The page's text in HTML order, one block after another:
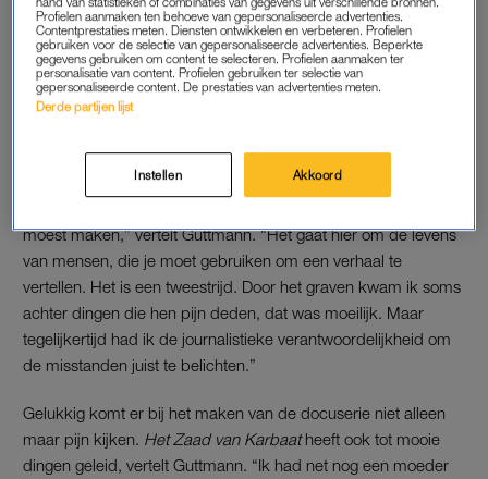
nog maken.”
Lees ook
Annerie (46) is een kind van beruchte spermadokter Karbaat:
moest maken,” vertelt Guttmann. “Het gaat hier om de levens
van mensen, die je moet gebruiken om een verhaal te
vertellen. Het is een tweestrijd. Door het graven kwam ik soms
achter dingen die hen pijn deden, dat was moeilijk. Maar
tegelijkertijd had ik de journalistieke verantwoordelijkheid om
de misstanden juist te belichten.”
Gelukkig komt er bij het maken van de docuserie niet alleen
maar pijn kijken. Het Zaad van Karbaatheeft ook tot mooie
dingen geleid, vertelt Guttmann. “Ik had net nog een moeder
Profielen aanmaken ten behoeve van gepersonaliseerde advertenties.
Contentprestaties meten. Diensten ontwikkelen en verbeteren. Profielen
gebruiken voor de selectie van gepersonaliseerde advertenties. Beperkte
gegevens gebruiken om content te selecteren. Profielen aanmaken ter
personalisatie van content. Profielen gebruiken ter selectie van
gepersonaliseerde content. De prestaties van advertenties meten.
Derde partijen lijst
Instellen Akkoord